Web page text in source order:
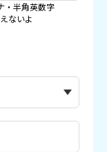
・半角英数字
ないよ